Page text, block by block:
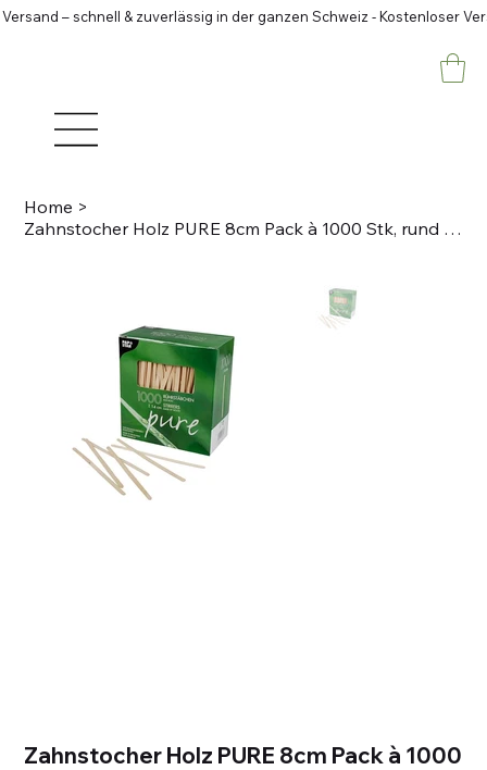
– schnell & zuverlässig in der ganzen Schweiz - Kostenloser
Home >
Zahnstocher Holz PURE 8cm Pack à 1000 Stk, rund Ungehüllt
Zahnstocher Holz PURE 8cm Pack à 1000